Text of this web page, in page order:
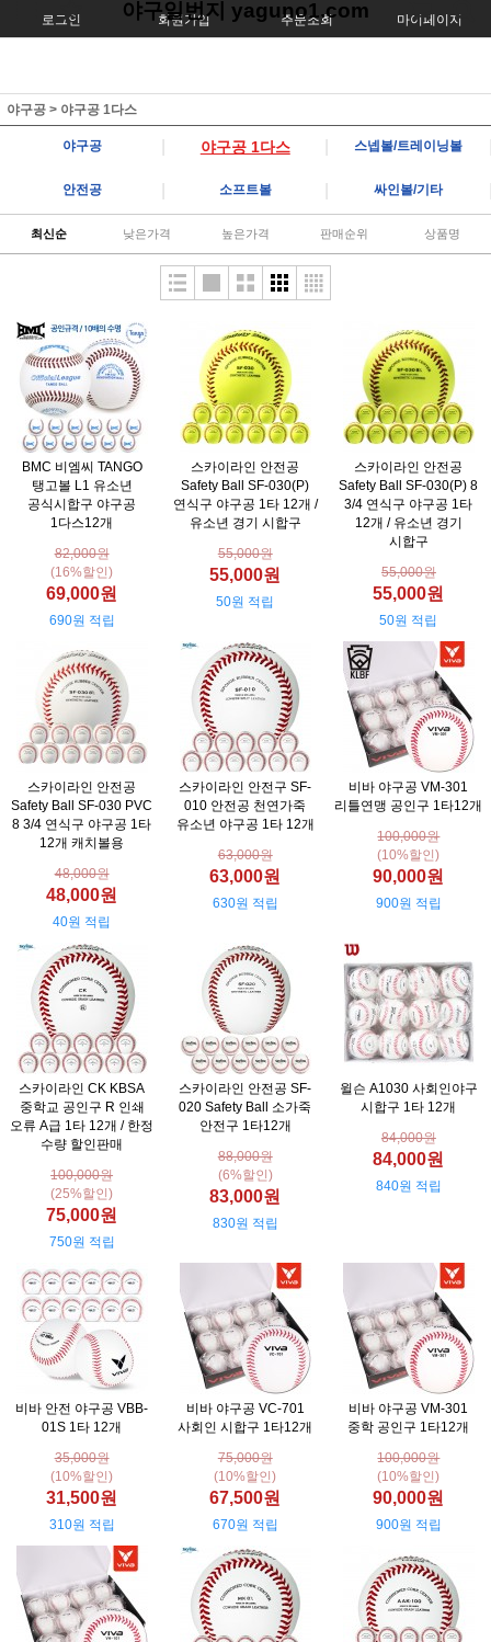
로그인 회원가입 주문조회 마이페이지
야구일번지 yaguno1.com
야구공 > 야구공 1다스
야구공 야구공 1다스 스넵볼/트레이닝볼
안전공 소프트볼 싸인볼/기타
최신순 낮은가격 높은가격 판매순위 상품명
BMC 비엠씨 TANGO
탱고볼 L1 유소년
공식시합구 야구공
1다스12개
82,000원
(16%할인)
69,000원
690원 적립
스카이라인 안전공
Safety Ball SF-030(P)
연식구 야구공 1타 12개 /
유소년 경기 시합구
55,000원
55,000원
50원 적립
스카이라인 안전공
Safety Ball SF-030(P) 8
3/4 연식구 야구공 1타
12개 / 유소년 경기
시합구
55,000원
55,000원
50원 적립
스카이라인 안전공
Safety Ball SF-030 PVC
8 3/4 연식구 야구공 1타
12개 캐치볼용
48,000원
48,000원
40원 적립
스카이라인 안전구 SF-
010 안전공 천연가죽
유소년 야구공 1타 12개
63,000원
63,000원
630원 적립
비바 야구공 VM-301
리틀연맹 공인구 1타12개
100,000원
(10%할인)
90,000원
900원 적립
스카이라인 CK KBSA
중학교 공인구 R 인쇄
오류 A급 1타 12개 / 한정
수량 할인판매
100,000원
(25%할인)
75,000원
750원 적립
스카이라인 안전공 SF-
020 Safety Ball 소가죽
안전구 1타12개
88,000원
(6%할인)
83,000원
830원 적립
윌슨 A1030 사회인야구
시합구 1타 12개
84,000원
84,000원
840원 적립
비바 안전 야구공 VBB-
01S 1타 12개
35,000원
(10%할인)
31,500원
310원 적립
비바 야구공 VC-701
사회인 시합구 1타12개
75,000원
(10%할인)
67,500원
670원 적립
비바 야구공 VM-301
중학 공인구 1타12개
100,000원
(10%할인)
90,000원
900원 적립